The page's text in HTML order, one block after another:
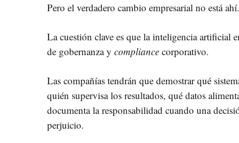
Pero el verdadero cambio empresarial no está ahí.
La cuestión clave es que la inteligencia artificial
de gobernanza y compliance corporativo.
Las compañías tendrán que demostrar qué
quién supervisa los resultados, qué datos
documenta la responsabilidad cuando una
perjuicio.